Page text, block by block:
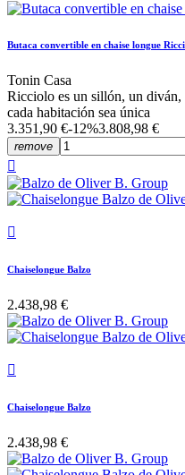
Butaca convertible en chaise longue
Tonin Casa
Ricciolo es un sillón, un diván,
cada habitación sea única
3.351,90 €-12%3.808,98 €
remove


Chaiselongue Balzo
2.438,98 €

Chaiselongue Balzo
2.438,98 €